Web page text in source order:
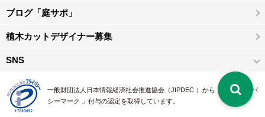
ブログ「庭サポ」
植木カットデザイナー募集
SNS
一般財団法人日本情報経済社会推進協会（JIPDEC ）から 、「 プライバ
シーマーク 」付与の認定を取得しています。